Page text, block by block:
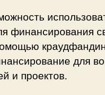
финансирования
для
и проектов.